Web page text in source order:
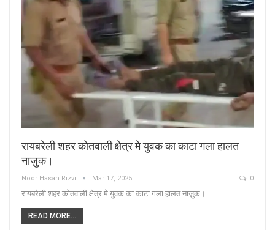
रायबरेली शहर कोतवाली क्षेत्र मे युवक का काटा गला हालत
नाज़ुक।
Noor Hasan Rizvi Mar 17, 2025 0
रायबरेली शहर कोतवाली क्षेत्र मे युवक का काटा गला हालत नाज़ुक।
READ MORE...